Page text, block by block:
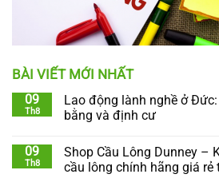
BÀI VIẾT MỚI NHẤT
09
Th8
Lao động lành nghề ở
bằng và định cư
09
Th8
Shop Cầu Lông Dunney –
cầu lông chính hãng giá rẻ